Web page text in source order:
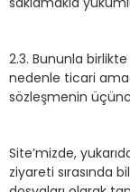
2.3. Bununla
nedenle ticari
sözleşmenin
Site’mizde,
ziyareti sırasında